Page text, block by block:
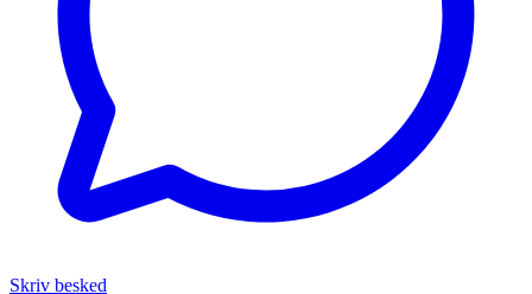
Skriv besked